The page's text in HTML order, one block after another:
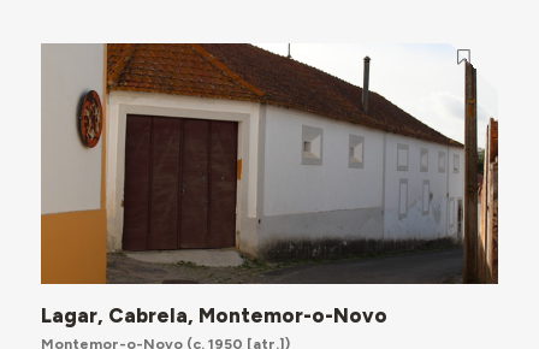
Lagar, Cabrela, Montemor-o-Novo
Montemor-o-Novo(c. 1950 [atr.])